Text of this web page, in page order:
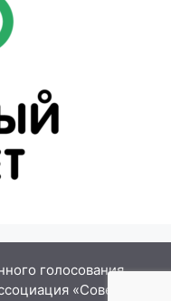
голосования
«Совет